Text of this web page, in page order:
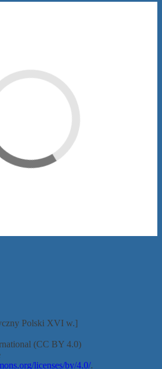
Polski XVI w.]
(CC BY 4.0)
licenses/by/4.0/.